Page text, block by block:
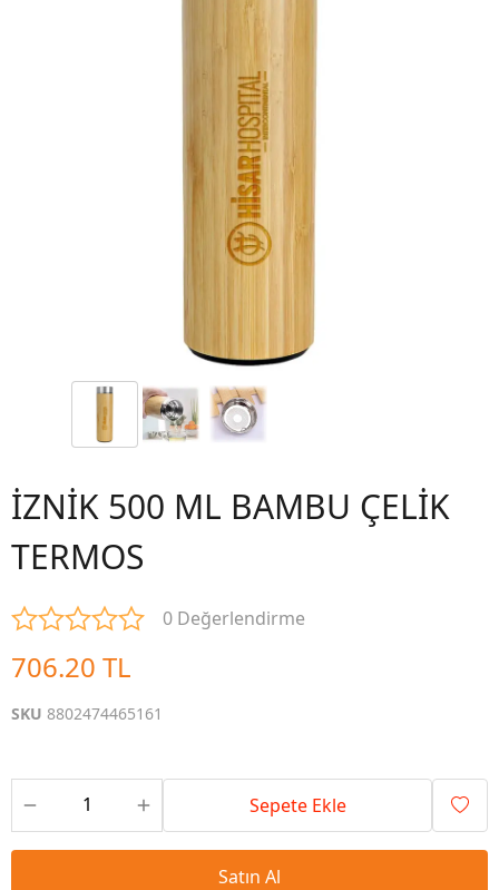
İZNİK 500 ML BAMBU ÇELİK
TERMOS
0 Değerlendirme
706.20 TL
SKU 8802474465161
Sepete Ekle
Satın Al